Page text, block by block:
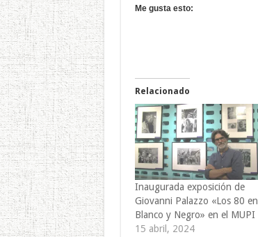
Me gusta esto:
Relacionado
Inaugurada exposición de
Giovanni Palazzo «Los 80 en
Blanco y Negro» en el MUPI
15 abril, 2024